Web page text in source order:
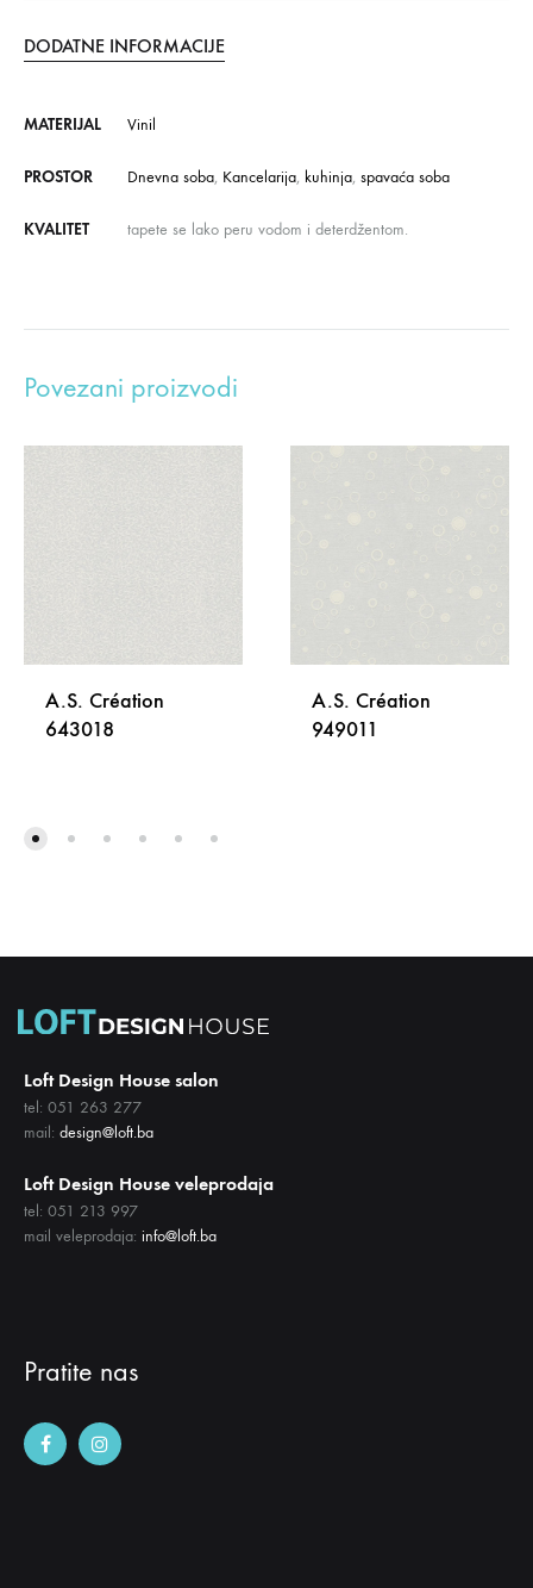
DODATNE INFORMACIJE
MATERIJAL Vinil
PROSTOR Dnevna soba, Kancelarija, kuhinja, spavaća soba
KVALITET tapete se lako peru vodom i deterdžentom.
Povezani proizvodi
A.S. Création
643018
A.S. Création
949011
Loft Design House salon
tel: 051 263 277
mail: design@loft.ba
Loft Design House veleprodaja
tel: 051 213 997
mail veleprodaja: info@loft.ba
Pratite nas